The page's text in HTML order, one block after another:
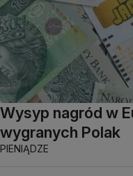
Wysyp nagród w
wygranych Polak
PIENIĄDZE